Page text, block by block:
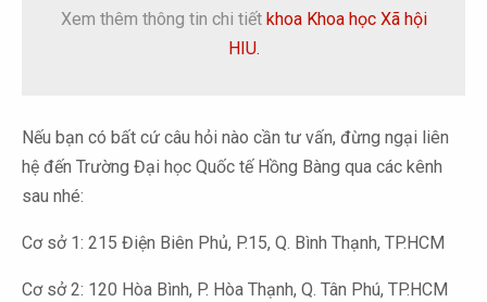
Xem thêm thông tin chi tiết khoa Khoa học Xã hội
HIU.
Nếu bạn có bất cứ câu hỏi nào cần tư vấn, đừng ngại liên
hệ đến Trường Đại học Quốc tế Hồng Bàng qua các kênh
sau nhé:
Cơ sở 1: 215 Điện Biên Phủ, P.15, Q. Bình Thạnh, TP.HCM
Cơ sở 2: 120 Hòa Bình, P. Hòa Thạnh, Q. Tân Phú, TP.HCM